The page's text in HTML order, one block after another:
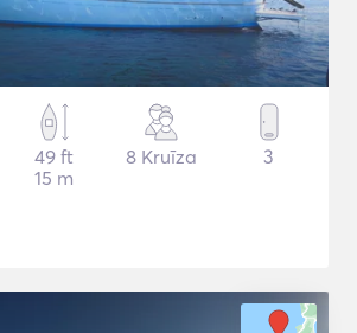
49 ft
15 m
8 Kruīza 3